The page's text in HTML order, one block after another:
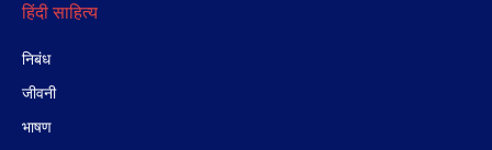
हिंदी साहित्य
निबंध
जीवनी
भाषण